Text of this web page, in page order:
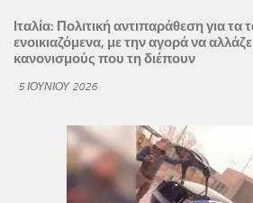
Ιταλία: Πολιτική αντιπαράθεση για τα
ενοικιαζόμενα, με την αγορά να
κανονισμούς που τη διέπουν
5 ΙΟΥΝΊΟΥ 2026